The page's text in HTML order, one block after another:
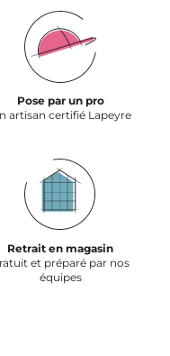
Pose par un pro
artisan certifié Lapeyre
Retrait en magasin
et préparé par nos
équipes